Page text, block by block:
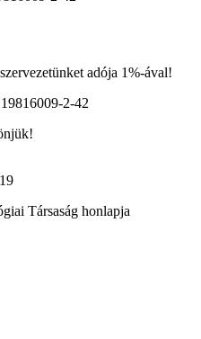
adója 1%-ával!
19816009-2-42
Társaság honlapja